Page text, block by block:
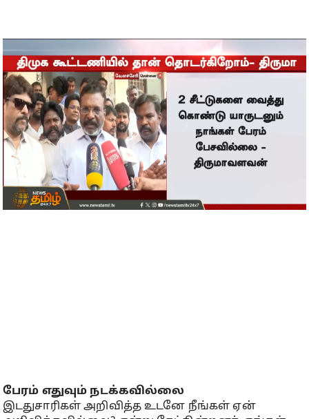
பேரம் எதுவும் நடக்கவில்லை
இடதுசாரிகள் அறிவித்த உடனே நீங்கள் ஏன்